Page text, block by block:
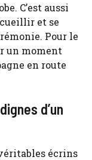
C’est aussi
et se
Pour le
un moment
en route
d’un
écrins